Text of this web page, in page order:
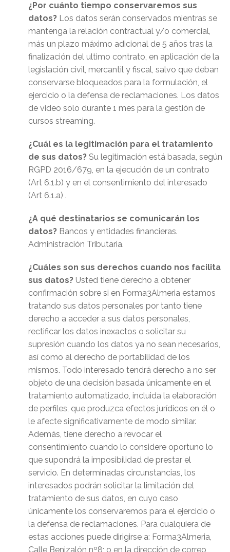
¿Por cuánto tiempo conservaremos sus
datos? Los datos serán conservados mientras se
mantenga la relación contractual y/o comercial,
más un plazo máximo adicional de 5 años tras la
finalización del ultimo contrato, en aplicación de la
legislación civil, mercantil y fiscal, salvo que deban
conservarse bloqueados para la formulación, el
ejercicio o la defensa de reclamaciones. Los datos
de video solo durante 1 mes para la gestión de
cursos streaming.
¿Cuál es la legitimación para el tratamiento
de sus datos? Su legitimación está basada, según
RGPD 2016/679, en la ejecución de un contrato
(Art 6.1.b) y en el consentimiento del interesado
(Art 6.1.a) .
¿A qué destinatarios se comunicarán los
datos? Bancos y entidades financieras.
Administración Tributaria.
¿Cuáles son sus derechos cuando nos facilita
sus datos? Usted tiene derecho a obtener
confirmación sobre si en Forma3Almeria estamos
tratando sus datos personales por tanto tiene
derecho a acceder a sus datos personales,
rectificar los datos inexactos o solicitar su
supresión cuando los datos ya no sean necesarios,
así como al derecho de portabilidad de los
mismos. Todo interesado tendrá derecho a no ser
objeto de una decisión basada únicamente en el
tratamiento automatizado, incluida la elaboración
de perfiles, que produzca efectos jurídicos en él o
le afecte significativamente de modo similar.
Además, tiene derecho a revocar el
consentimiento cuando lo considere oportuno lo
que supondrá la imposibilidad de prestar el
servicio. En determinadas circunstancias, los
interesados podrán solicitar la limitación del
tratamiento de sus datos, en cuyo caso
únicamente los conservaremos para el ejercicio o
la defensa de reclamaciones. Para cualquiera de
estas acciones puede dirigirse a: Forma3Almeria,
Calle Benizalón nº8; o en la dirección de correo